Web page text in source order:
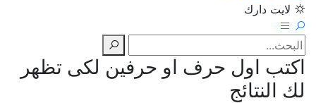
لايت دارك
اكتب اول حرف او حرفين لكى تظهر
لك النتائج